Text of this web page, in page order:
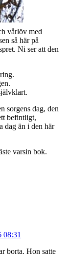
vårlöv med
så här på
Ni ser att den
sorgens dag, den
befintligt,
dag än i den här
varsin bok.
08:31
borta. Hon satte